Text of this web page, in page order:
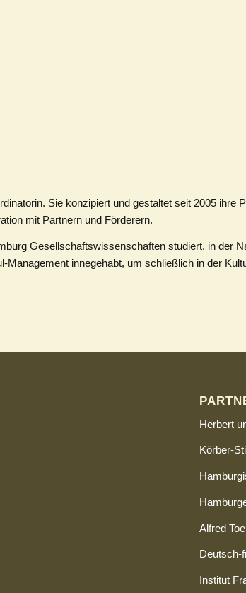
Sie konzipiert und gestaltet seit 2005 ihre
mit Partnern und Förderern.
Gesellschaftswissenschaften studiert, in der
innegehabt, um schließlich in der
Herbert
Körber-
Alfred
Deutsch-
Institut